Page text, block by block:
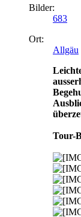
Bilder:
683
Ort:
Allgäu
Tour-